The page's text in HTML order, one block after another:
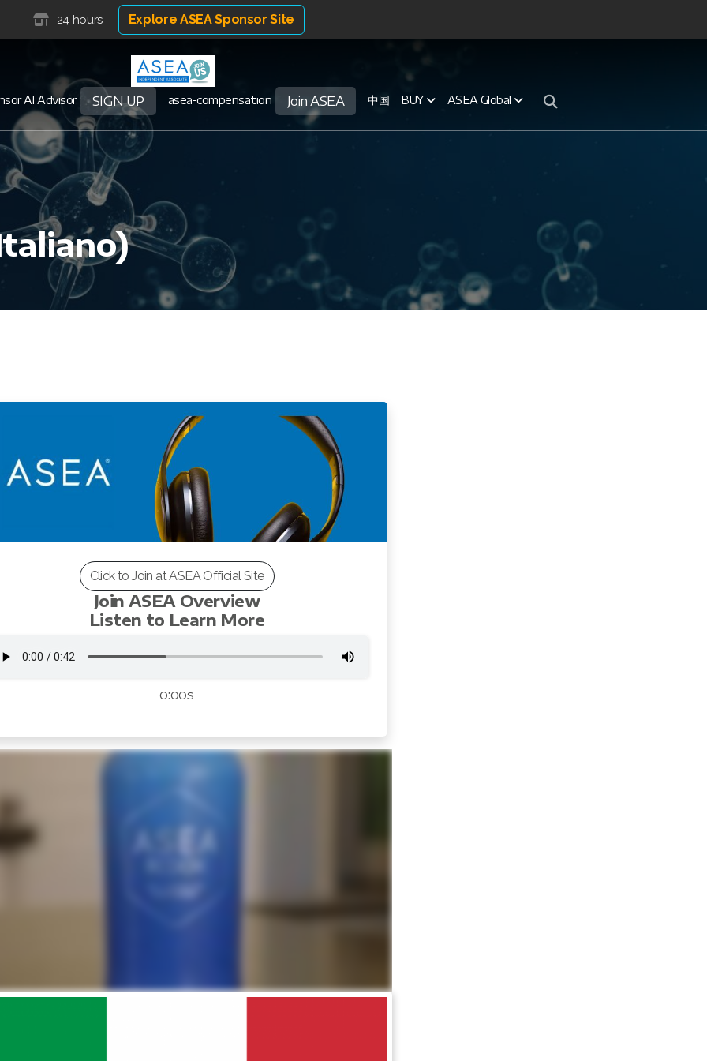
24 hours Explore ASEA Sponsor Site
AI Advisor SIGN UP asea-compensation Join ASEA 中国 BUY ASEA Global
Click to Join at ASEA Official Site
Join ASEA Overview
Listen to Learn More
0:00s